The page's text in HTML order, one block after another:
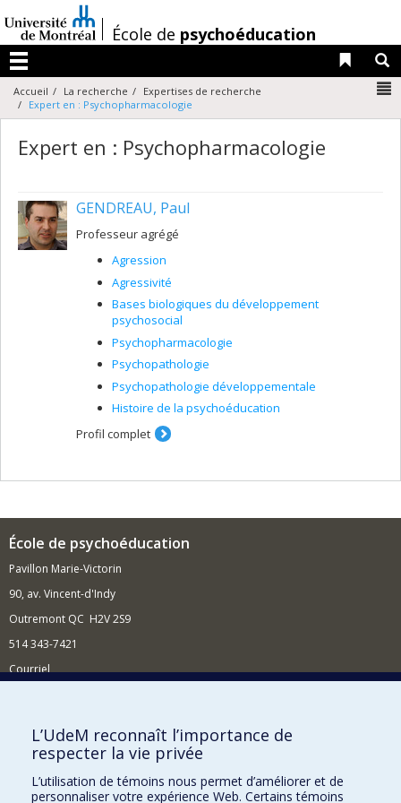
au
contenu
/École de psychoéducation
Menu
Liens
Accueil La recherche
Expertises de recherche
Expert en : Psychopharmacologie
Expert en : Psychopharmacologie
GENDREAU, Paul
Professeur agrégé
Agression
Agressivité
Bases biologiques du développement
psychosocial
Psychopharmacologie
Psychopathologie
Psychopathologie développementale
Histoire de la psychoéducation
Profil complet
École de psychoéducation
Pavillon Marie-Victorin
90, av. Vincent-d'Indy
Outremont QC H2V 2S9
514 343-7421
Courriel
Comment soutenir l'École?
BESOIN D'AIDE?
Plan du site
L’UdeM reconnaît l’importance de
respecter la vie privée
L’utilisation de témoins nous permet d’améliorer et de
personnaliser votre expérience Web. Certains témoins